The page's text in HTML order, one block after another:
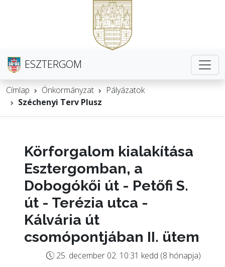
ESZTERGOM
Címlap Önkormányzat
Pályázatok
Széchenyi Terv Plusz
Körforgalom kialakítása
Esztergomban, a
Dobogókői út - Petőfi S.
út - Terézia utca -
Kálvária út
csomópontjában II. ütem
25. december 02. 10:31 kedd (8 hónapja)